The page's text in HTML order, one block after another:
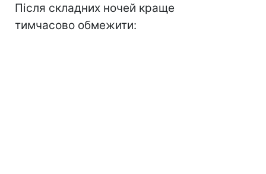
Після складних ночей краще
тимчасово обмежити: